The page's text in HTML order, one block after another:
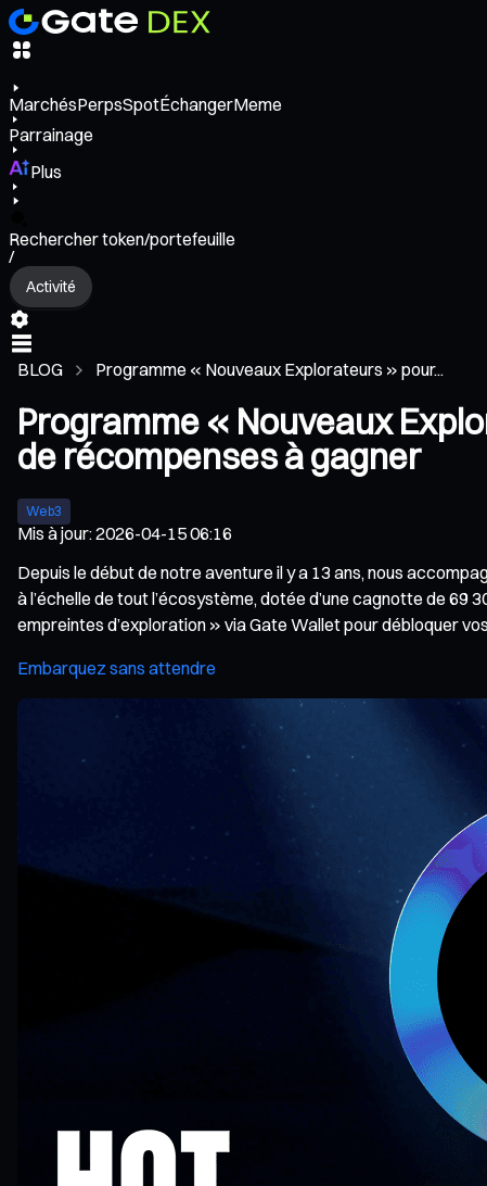
MarchésPerpsSpotÉchangerMeme
Parrainage
Plus
Rechercher token/portefeuille
/
Activité
BLOG Programme « Nouveaux Explorateurs » pour...
Programme « Nouveaux
de récompenses à gagner
Web3
Mis à jour:2026-04-15 06:16
Depuis le début de notre aventure il y a 13 ans, nous
à l’échelle de tout l’écosystème, dotée d’une cagnotte de 69
empreintes d’exploration » via Gate Wallet pour débloquer
Embarquez sans attendre